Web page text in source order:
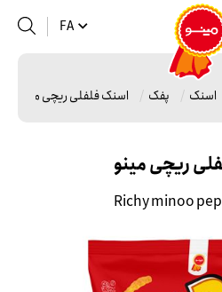
FA
اسنک پفک اسنک فلفلی ریچی مینو
ریچی مینو
Richy minoo